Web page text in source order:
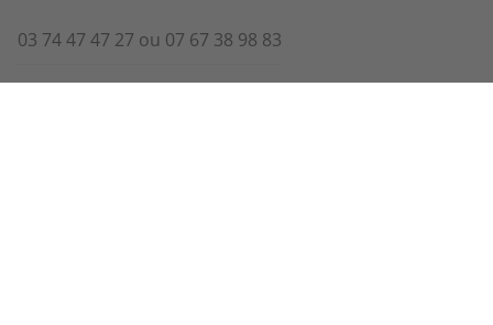
03 74 47 47 27 ou 07 67 38 98 83